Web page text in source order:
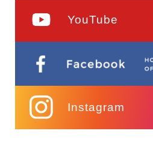
YouTube
Instagram